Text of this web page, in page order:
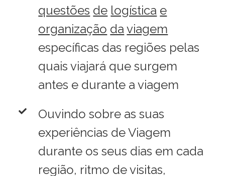
questões de logística e
organização da viagem
específicas das regiões pelas
quais viajará que surgem
antes e durante a viagem
Ouvindo sobre as suas
experiências de Viagem
durante os seus dias em cada
região, ritmo de visitas,